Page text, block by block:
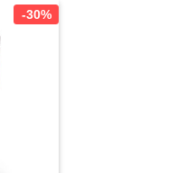
-30%